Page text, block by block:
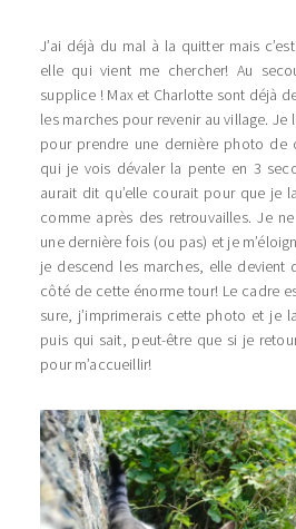
J’ai déjà du mal à la quitter mais
elle qui vient me chercher! Au
supplice ! Max et Charlotte sont déjà
les marches pour revenir au village. Je
pour prendre une dernière photo de
qui je vois dévaler la pente en 3
aurait dit qu’elle courait pour que je
comme après des retrouvailles. Je
une dernière fois (ou pas) et je
je descend les marches, elle devient
côté de cette énorme tour! Le cadre
sure, j’imprimerais cette photo et je
puis qui sait, peut-être que si je
pour m’accueillir!